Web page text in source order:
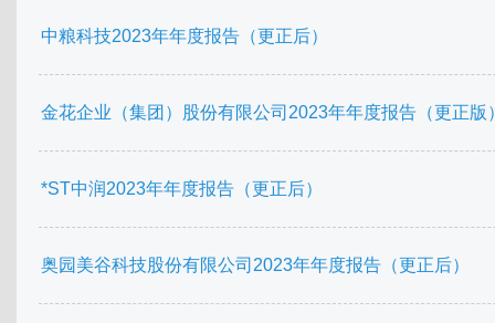
中粮科技2023年年度报告（更正后）
金花企业（集团）股份有限公司2023年年度报告（更正版
*ST中润2023年年度报告（更正后）
奥园美谷科技股份有限公司2023年年度报告（更正后）